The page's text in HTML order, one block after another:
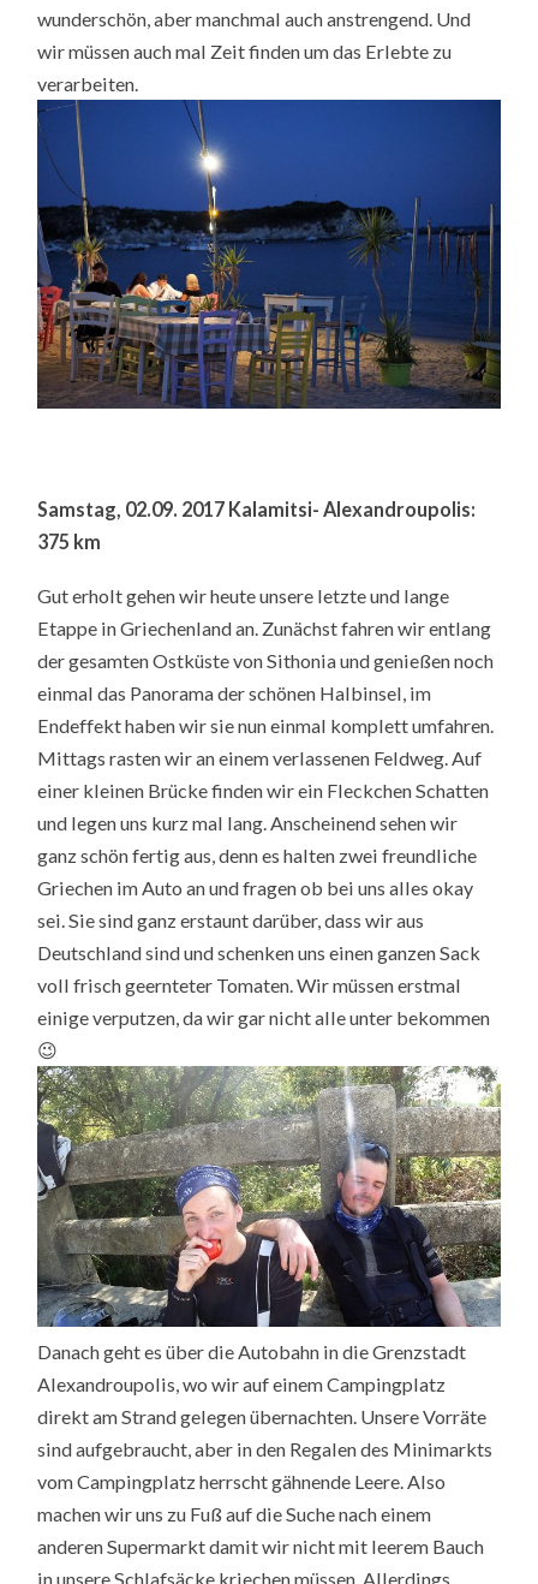
wunderschön, aber manchmal auch anstrengend. Und
wir müssen auch mal Zeit finden um das Erlebte zu
verarbeiten.
Samstag, 02.09. 2017 Kalamitsi- Alexandroupolis:
375 km
Gut erholt gehen wir heute unsere letzte und lange
Etappe in Griechenland an. Zunächst fahren wir entlang
der gesamten Ostküste von Sithonia und genießen noch
einmal das Panorama der schönen Halbinsel, im
Endeffekt haben wir sie nun einmal komplett umfahren.
Mittags rasten wir an einem verlassenen Feldweg. Auf
einer kleinen Brücke finden wir ein Fleckchen Schatten
und legen uns kurz mal lang. Anscheinend sehen wir
ganz schön fertig aus, denn es halten zwei freundliche
Griechen im Auto an und fragen ob bei uns alles okay
sei. Sie sind ganz erstaunt darüber, dass wir aus
Deutschland sind und schenken uns einen ganzen Sack
voll frisch geernteter Tomaten. Wir müssen erstmal
einige verputzen, da wir gar nicht alle unter bekommen
😉
Danach geht es über die Autobahn in die Grenzstadt
Alexandroupolis, wo wir auf einem Campingplatz
direkt am Strand gelegen übernachten. Unsere Vorräte
sind aufgebraucht, aber in den Regalen des Minimarkts
vom Campingplatz herrscht gähnende Leere. Also
machen wir uns zu Fuß auf die Suche nach einem
anderen Supermarkt damit wir nicht mit leerem Bauch
in unsere Schlafsäcke kriechen müssen. Allerdings